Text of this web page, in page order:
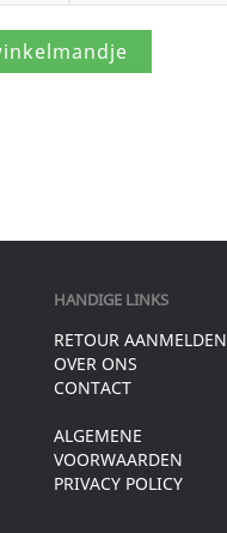
HANDIGE LINKS
RETOUR AANMELDEN
OVER ONS
CONTACT
ALGEMENE
VOORWAARDEN
PRIVACY POLICY